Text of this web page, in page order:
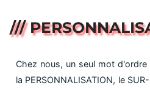
///
Chez nous, un seul mot
la PERSONNALISATION, le